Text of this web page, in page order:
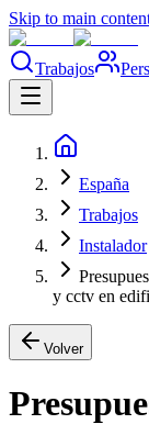
Skip to main
Trabajos
España
Trabajos
Instalador
y cctv en
Volver